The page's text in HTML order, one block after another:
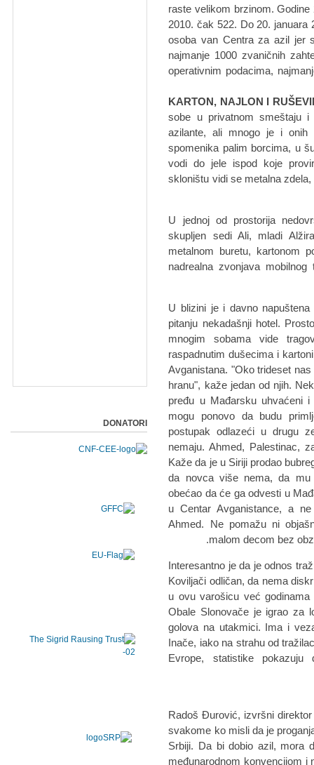
raste velikom brzinom.
2010. čak 522. Do 20. januara
osoba van Centra za azil jer
najmanje 1000 zvaničnih
operativnim podacima,
KARTON, NAJLON I
sobe u privatnom smeštaju
azilante, ali mnogo je i
spomenika palim borcima, u
vodi do jele ispod koje
skloništu vidi se metalna
U jednoj od prostorija
skupljen sedi Ali, mladi
metalnom buretu, kartonom
nadrealna zvonjava
U blizini je i davno
pitanju nekadašnji hotel.
mnogim sobama vide
raspadnutim dušecima i
Avganistana. "Oko trideset
hranu", kaže jedan od njih.
pređu u Mađarsku uhvaćeni
mogu ponovo da budu
postupak odlazeći u drugu
nemaju. Ahmed, Palestinac,
Kaže da je u Siriji prodao
da novca više nema, da mu
obećao da će ga odvesti u
u Centar Avganistance, a
Ahmed. Ne pomažu ni
malom decom bez
Interesantno je da je odnos
Koviljači odličan, da nema
u ovu varošicu već
Obale Slonovače je igrao za
golova na utakmici. Ima i
Inače, iako na strahu od
Evrope, statistike
Radoš Đurović, izvršni
svakome ko misli da je
Srbiji. Da bi dobio azil, mora
međunarodnom konvencijom i
DONATORI